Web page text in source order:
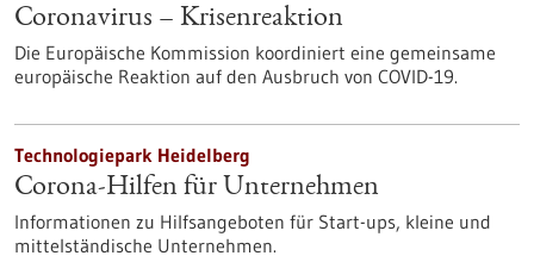
Coronavirus – Krisenreaktion
Die Europäische Kommission koordiniert eine gemeinsame
europäische Reaktion auf den Ausbruch von COVID-19.
Technologiepark Heidelberg
Corona-Hilfen für Unternehmen
Informationen zu Hilfsangeboten für Start-ups, kleine und
mittelständische Unternehmen.